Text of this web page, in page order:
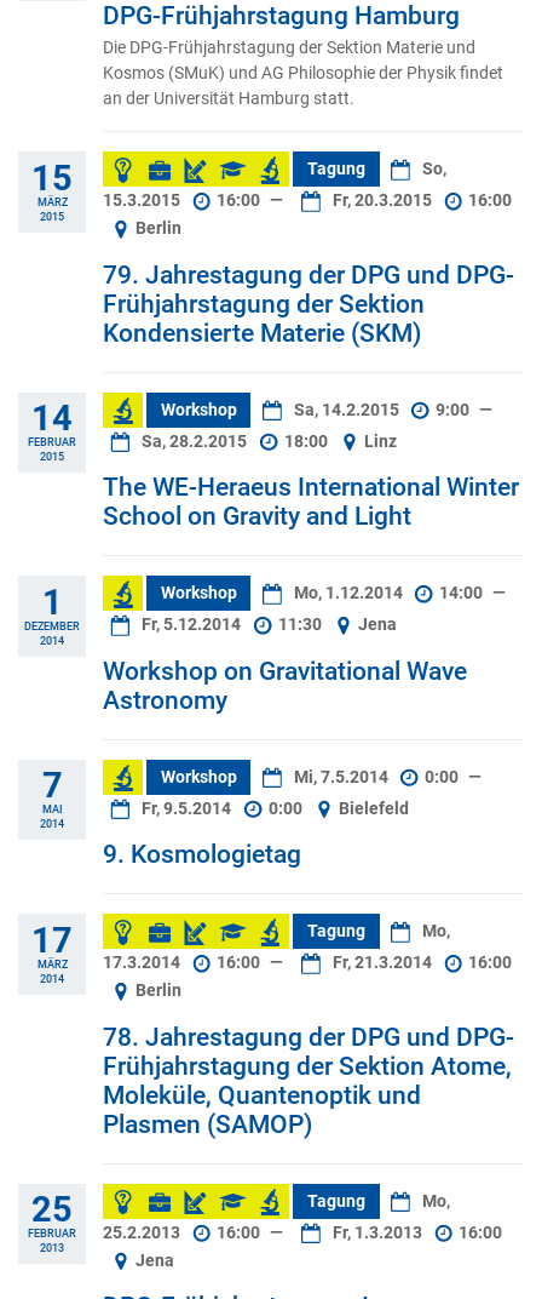
DPG-Frühjahrstagung Hamburg
Die DPG-Frühjahrstagung der Sektion Materie und
Kosmos (SMuK) und AG Philosophie der Physik findet
an der Universität Hamburg statt.
15
MÄRZ
2015
Tagung
So,
15.3.2015
16:00 — Fr, 20.3.2015
16:00
Berlin
79. Jahrestagung der DPG und DPG-
Frühjahrstagung der Sektion
Kondensierte Materie (SKM)
14
FEBRUAR
2015
Workshop Sa, 14.2.2015 9:00 —
Sa, 28.2.2015
18:00 Linz
The WE-Heraeus International Winter
School on Gravity and Light
1
DEZEMBER
2014
Workshop Mo, 1.12.2014 14:00 —
Fr, 5.12.2014
11:30 Jena
Workshop on Gravitational Wave
Astronomy
7
MAI
2014
Workshop Mi, 7.5.2014 0:00 —
Fr, 9.5.2014
0:00 Bielefeld
9. Kosmologietag
17
MÄRZ
2014
Tagung
Mo,
17.3.2014
16:00 — Fr, 21.3.2014
16:00
Berlin
78. Jahrestagung der DPG und DPG-
Frühjahrstagung der Sektion Atome,
Moleküle, Quantenoptik und
Plasmen (SAMOP)
25
FEBRUAR
2013
Tagung
Mo,
25.2.2013
16:00 — Fr, 1.3.2013
16:00
Jena